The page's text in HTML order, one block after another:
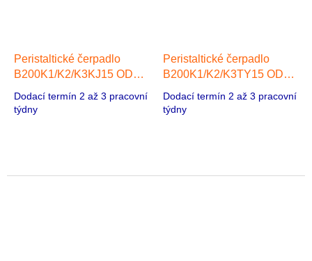
Peristaltické čerpadlo
B200K1/K2/K3KJ15 ODM,
Stepper Motor
Dodací termín 2 až 3 pracovní
týdny
Peristaltické čerpadlo
B200K1/K2/K3TY15 ODM,
Stepper Motor
Dodací termín 2 až 3 pracovní
týdny